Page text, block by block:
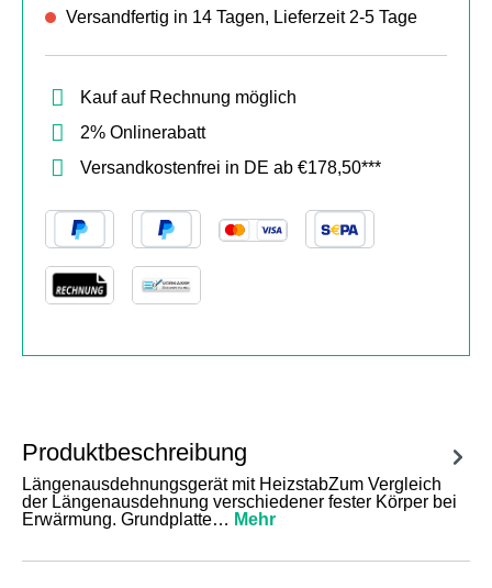
Versandfertig in 14 Tagen, Lieferzeit 2-5 Tage
Kauf auf Rechnung möglich
2% Onlinerabatt
Versandkostenfrei in DE ab €178,50***
Produktbeschreibung
Längenausdehnungsgerät mit HeizstabZum Vergleich
der Längenausdehnung verschiedener fester Körper bei
Erwärmung. Grundplatte… Mehr